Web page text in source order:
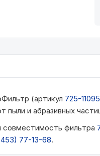
(артикул 725-
пыли и абразивных
совместимость фильтра
77-13-68.